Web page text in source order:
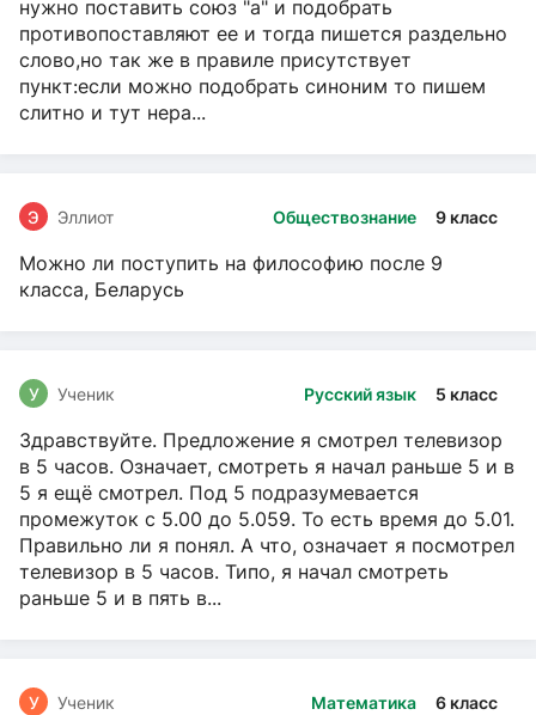
нужно поставить союз "а" и подобрать
противопоставляют ее и тогда пишется раздельно
слово,но так же в правиле присутствует
пункт:если можно подобрать синоним то пишем
слитно и тут нера...
Обществознание 9 класс
Э Эллиот
Можно ли поступить на философию после 9
класса, Беларусь
Русский язык 5 класс
У Ученик
Здравствуйте. Предложение я смотрел телевизор
в 5 часов. Означает, смотреть я начал раньше 5 и в
5 я ещё смотрел. Под 5 подразумевается
промежуток с 5.00 до 5.059. То есть время до 5.01.
Правильно ли я понял. А что, означает я посмотрел
телевизор в 5 часов. Типо, я начал смотреть
раньше 5 и в пять в...
Математика 6 класс
У Ученик